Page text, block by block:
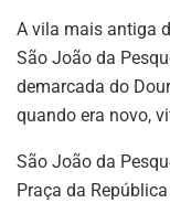
A vila mais antiga
São João da
demarcada do
quando era novo,
São João da
Praça da